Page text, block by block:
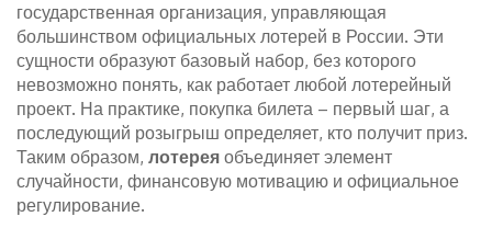
государственная организация, управляющая
большинством официальных лотерей в России. Эти
сущности образуют базовый набор, без которого
невозможно понять, как работает любой лотерейный
проект. На практике, покупка билета – первый шаг, а
последующий розыгрыш определяет, кто получит приз.
Таким образом, лотерея объединяет элемент
случайности, финансовую мотивацию и официальное
регулирование.